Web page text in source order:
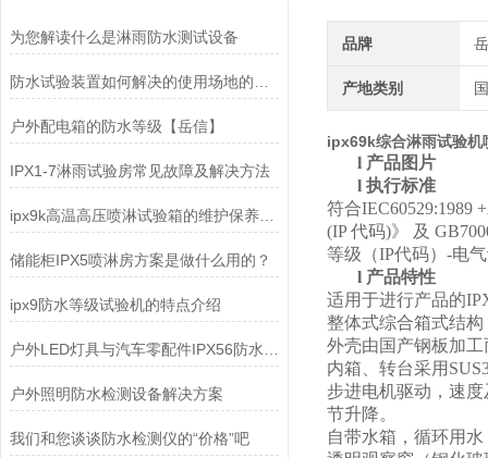
为您解读什么是淋雨防水测试设备
户外配电箱的防水等级【岳信】
IPX1-7淋雨试验房常见故障及解决方法
ipx9k高温高压喷淋试验箱的维护保养你了解多少？
储能柜IPX5喷淋房方案是做什么用的？
ipx9防水等级试验机的特点介绍
户外照明防水检测设备解决方案
我们和您谈谈防水检测仪的“价格”吧
品牌
产地类别
ipx69k综合淋雨试验机
l 产品图片
l 执行标准
符合IEC60529:1989
(IP 代码)》 及
等级（IP代码）-电
l 产品特性
适用于进行产品的
整体式综合箱式结构
外壳由国产钢板加
内箱
转台采用
步进电机驱动 ，速
节升降。
自带水箱，循环用水